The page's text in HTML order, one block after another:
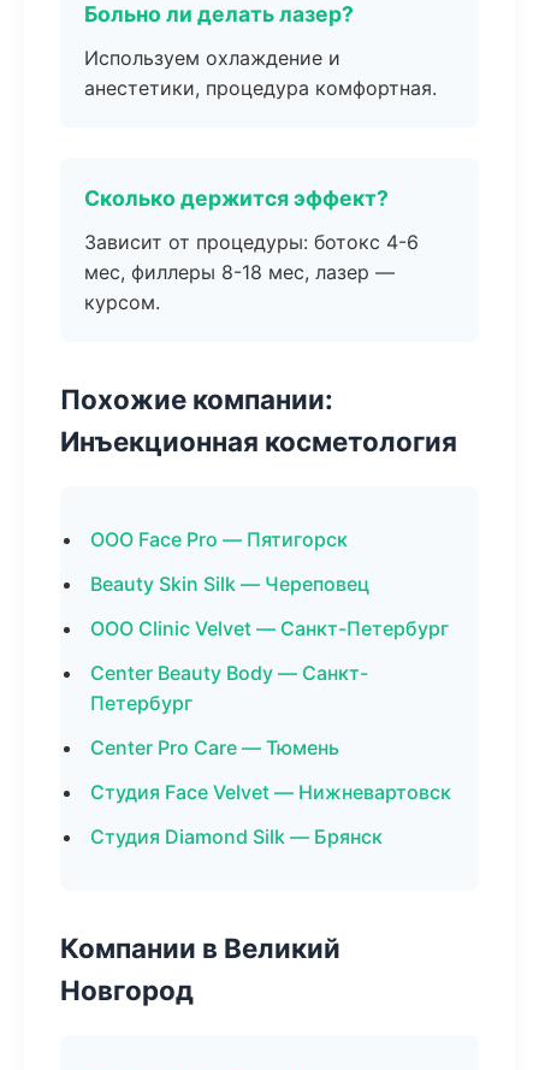
Больно ли делать лазер?
Используем охлаждение и
анестетики, процедура комфортная.
Сколько держится эффект?
Зависит от процедуры: ботокс 4-6
мес, филлеры 8-18 мес, лазер —
курсом.
Похожие компании:
Инъекционная косметология
ООО Face Pro — Пятигорск
Beauty Skin Silk — Череповец
ООО Clinic Velvet — Санкт-Петербург
Center Beauty Body — Санкт-
Петербург
Center Pro Care — Тюмень
Студия Face Velvet — Нижневартовск
Студия Diamond Silk — Брянск
Компании в Великий
Новгород